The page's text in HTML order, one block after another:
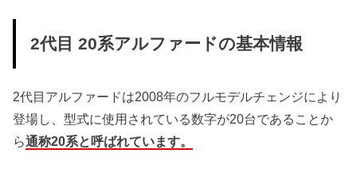
2代目 20系アルファードの基本情報
2代目アルファードは2008年のフルモデルチェンジにより
登場し、型式に使用されている数字が20台であることか
ら通称20系と呼ばれています。